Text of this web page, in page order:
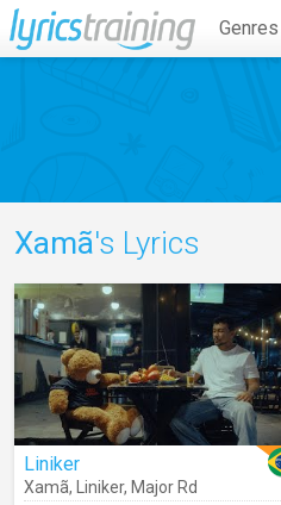
Genres
Xamã's Lyrics
Liniker
Xamã, Liniker, Major Rd